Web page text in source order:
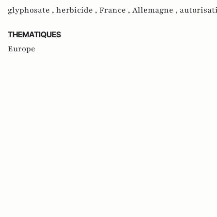
glyphosate , herbicide , France , Allemagne ,
THEMATIQUES
Europe